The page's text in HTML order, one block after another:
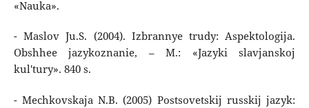
«Nauka».
- Maslov Ju.S. (2004). Izbrannye trudy: Aspektologija.
Obshhee jazykoznanie, – M.: «Jazyki slavjanskoj
kul'tury». 840 s.
- Mechkovskaja N.B. (2005) Postsovetskij russkij jazyk: